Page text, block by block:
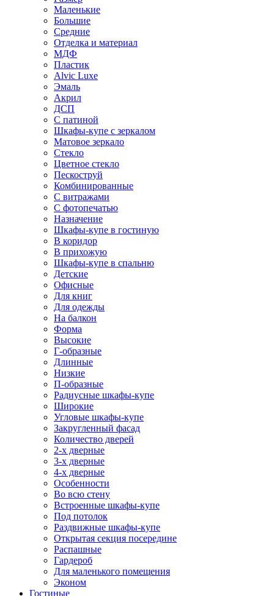
Маленькие
Большие
Средние
Отделка и материал
МДФ
Пластик
Alvic Luxe
Эмаль
Акрил
ДСП
С патиной
Шкафы-купе с зеркалом
Матовое зеркало
Стекло
Цветное стекло
Пескоструй
Комбинированные
С витражами
С фотопечатью
Назначение
Шкафы-купе в гостиную
В коридор
В прихожую
Шкафы-купе в спальню
Детские
Офисные
Для книг
Для одежды
На балкон
Форма
Высокие
Г-образные
Длинные
Низкие
П-образные
Радиусные шкафы-купе
Широкие
Угловые шкафы-купе
Закругленный фасад
Количество дверей
2-х дверные
3-х дверные
4-х дверные
Особенности
Во всю стену
Встроенные шкафы-купе
Под потолок
Раздвижные шкафы-купе
Открытая секция посередине
Распашные
Гардероб
Для маленького помещения
Эконом
Гостиные